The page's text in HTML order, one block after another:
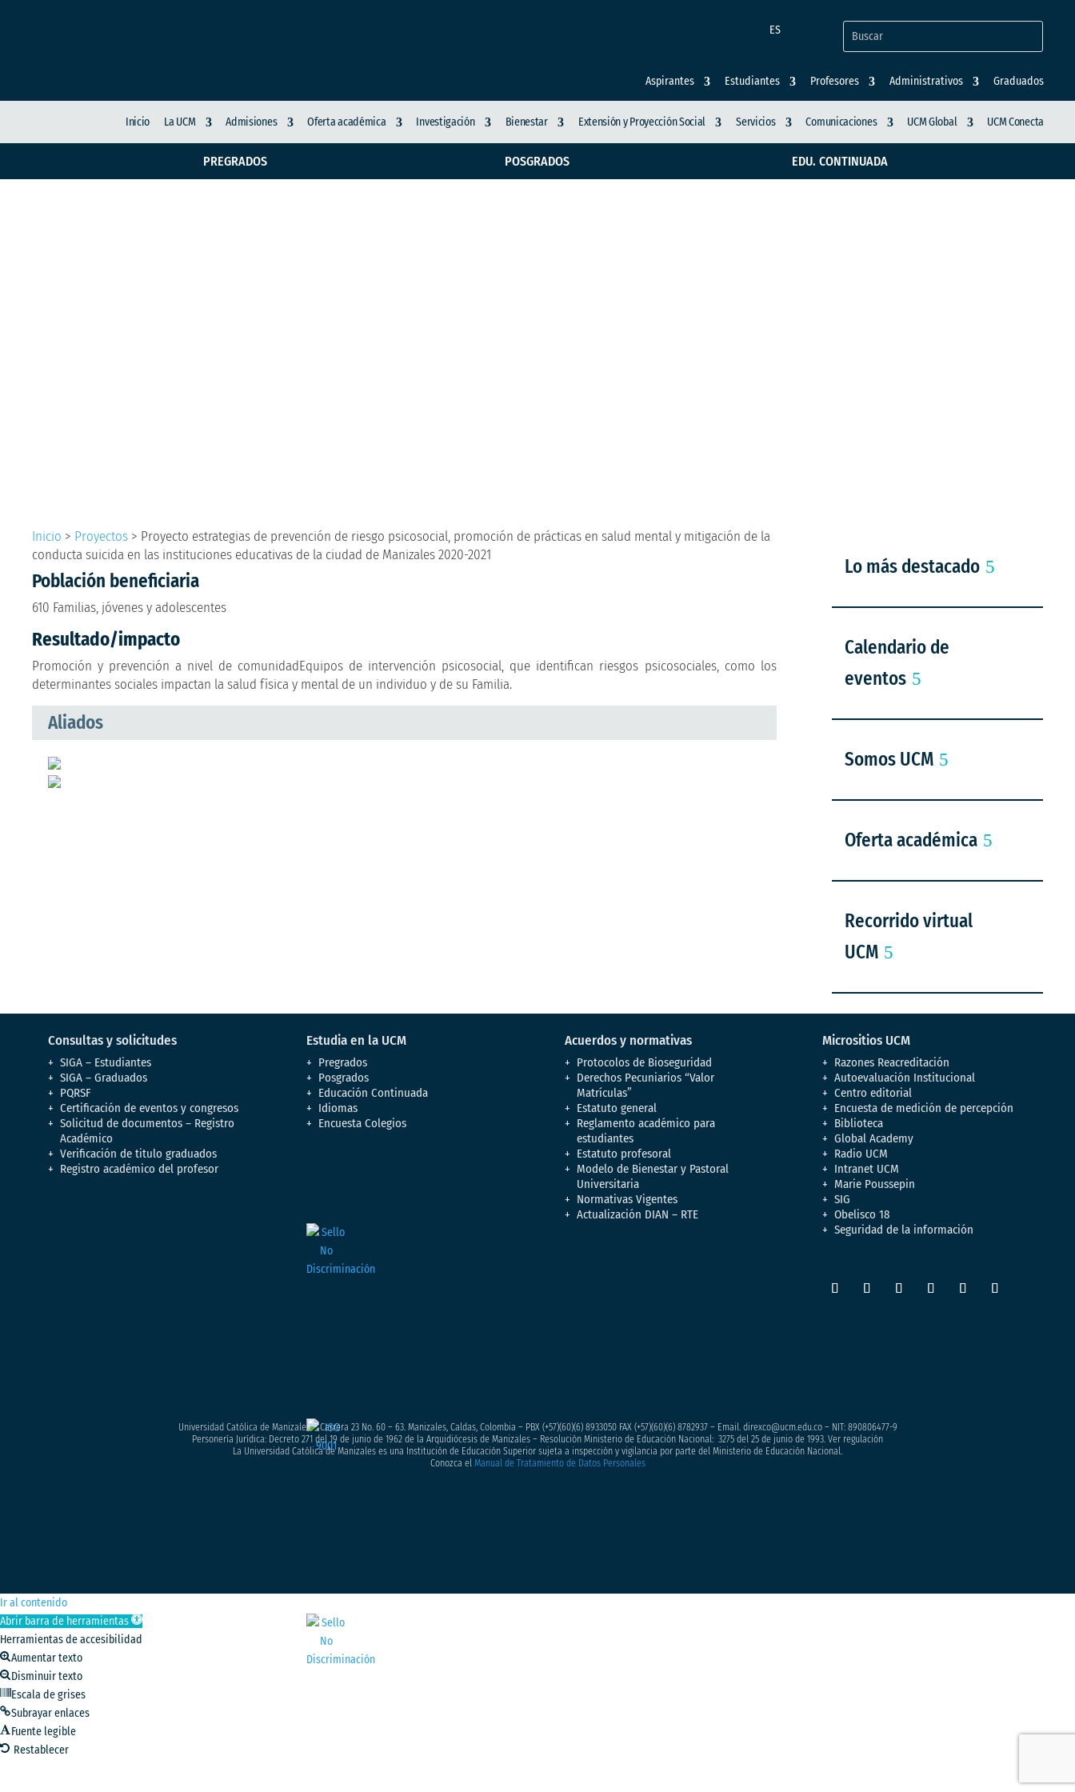
ES
Aspirantes Estudiantes Profesores Administrativos Graduados
Inicio La UCM Admisiones Oferta académica Investigación Bienestar Extensión y Proyección Social Servicios Comunicaciones UCM Global UCM Conecta
PREGRADOS POSGRADOS EDU. CONTINUADA
Inicio > Proyectos > Proyecto estrategias de prevención de riesgo psicosocial, promoción de prácticas en salud mental y mitigación de la
conducta suicida en las instituciones educativas de la ciudad de Manizales 2020-2021
Población beneficiaria
610 Familias, jóvenes y adolescentes
Resultado/impacto
Promoción y prevención a nivel de comunidadEquipos de intervención psicosocial, que identifican riesgos psicosociales, como los
determinantes sociales impactan la salud física y mental de un individuo y de su Familia.
Aliados
Lo más destacado
Calendario de
eventos
Somos UCM
Oferta académica
Recorrido virtual
UCM
Consultas y solicitudes
SIGA – Estudiantes
SIGA – Graduados
PQRSF
Certificación de eventos y congresos
Solicitud de documentos – Registro
Académico
Verificación de titulo graduados
Registro académico del profesor
Estudia en la UCM
Pregrados
Posgrados
Educación Continuada
Idiomas
Encuesta Colegios
Acuerdos y normativas
Protocolos de Bioseguridad
Derechos Pecuniarios “Valor
Matrículas”
Estatuto general
Reglamento académico para
estudiantes
Estatuto profesoral
Modelo de Bienestar y Pastoral
Universitaria
Normativas Vigentes
Actualización DIAN – RTE
Micrositios UCM
Razones Reacreditación
Autoevaluación Institucional
Centro editorial
Encuesta de medición de percepción
Biblioteca
Global Academy
Radio UCM
Intranet UCM
Marie Poussepin
SIG
Obelisco 18
Seguridad de la información
Universidad Católica de Manizales – Carrera 23 No. 60 – 63. Manizales, Caldas, Colombia – PBX (+57)(60)(6) 8933050FAX (+57)(60)(6) 8782937 – Email. direxco@ucm.edu.co – NIT: 890806477-9
Personería Jurídica: Decreto 271 del 19 de junio de 1962 de la Arquidiócesis de Manizales – Resolución Ministerio de Educación Nacional: 3275 del 25 de junio de 1993. Ver regulación
La Universidad Católica de Manizales es una Institución de Educación Superior sujeta a inspección y vigilancia por parte del Ministerio de Educación Nacional.
Conozca el Manual de Tratamiento de Datos Personales
Ir al contenido
Abrir barra de herramientas
Herramientas de accesibilidad
Aumentar texto
Disminuir texto
Escala de grises
Subrayar enlaces
Fuente legible
Restablecer